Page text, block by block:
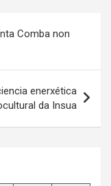
Comba non
enerxética
da Insua